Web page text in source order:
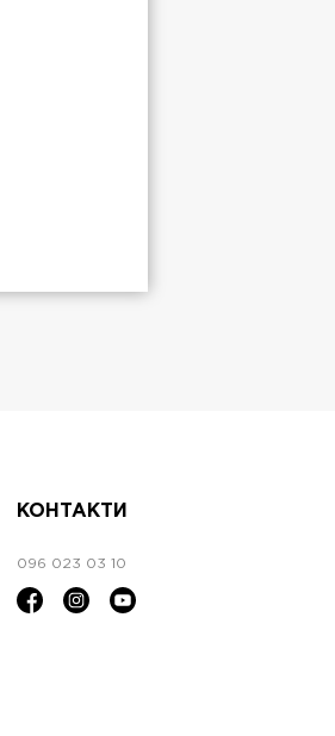
КОНТАКТИ
096 023 03 10